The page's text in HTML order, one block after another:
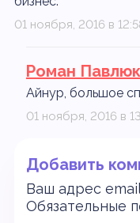
01 ноября, 2016 в
Роман Павлюк
Айнур, большое
01 ноября, 2016 в
Добавить
Ваш адрес
Обязательные